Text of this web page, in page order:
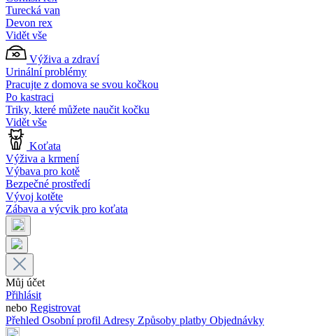
Turecká van
Devon rex
Vidět vše
Výživa a zdraví
Urinální problémy
Pracujte z domova se svou kočkou
Po kastraci
Triky, které můžete naučit kočku
Vidět vše
Koťata
Výživa a krmení
Výbava pro kotě
Bezpečné prostředí
Vývoj kotěte
Zábava a výcvik pro koťata
Můj účet
Přihlásit
nebo Registrovat
Přehled Osobní profilAdresy Způsoby platby Objednávky